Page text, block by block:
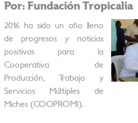
Por: Fundación Tropicalia
2016 ha sido un año lleno
de progresos y noticias
positivas para la
Cooperativa de
Producción, Trabajo y
Servicios Múltiples de
Miches (COOPROMI).